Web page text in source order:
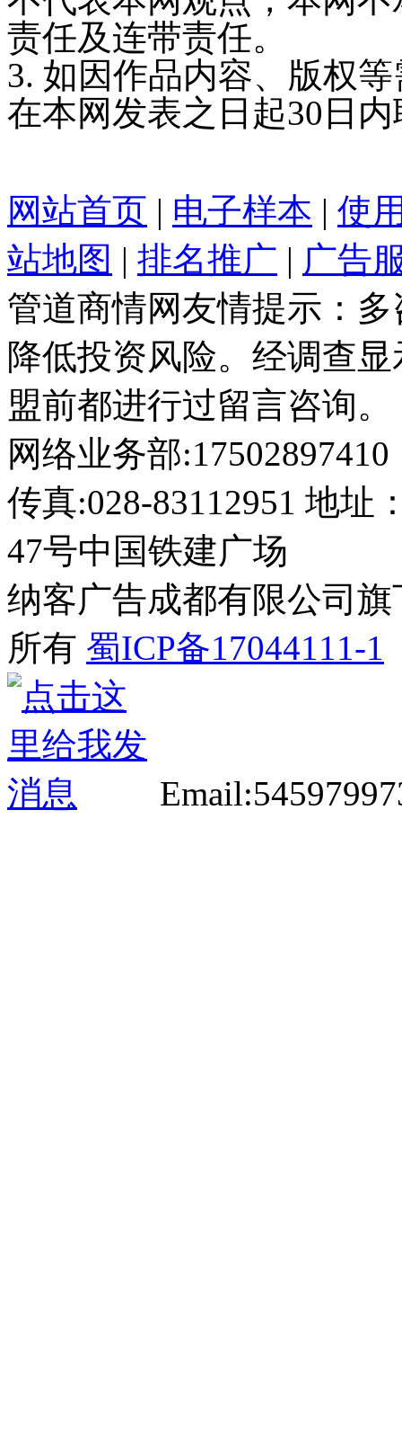
责任及连带责任。
3. 如因作品内容、版权
在本网发表之日起30日
网站首页 | 电子样本 | 使
站地图 | 排名推广 | 广告
管道商情网友情提示：
降低投资风险。经调查
盟前都进行过留言咨询。
网络业务部
传真:028-83112951 地址
47号中国铁建广场
纳客广告成都有限公司旗
所有 蜀ICP备17044111-1